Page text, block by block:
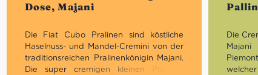
Dose, Majani
Die Fiat Cubo Pralinen sind köstliche
Haselnuss- und Mandel-Cremini von der
traditionsreichen Pralinenkönigin Majani.
Die super cremigen kleinen Pralinen
5
Die